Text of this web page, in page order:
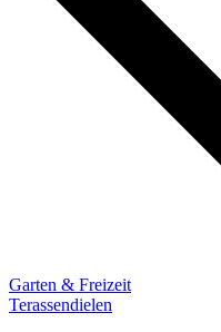
Garten & Freizeit
Terassendielen